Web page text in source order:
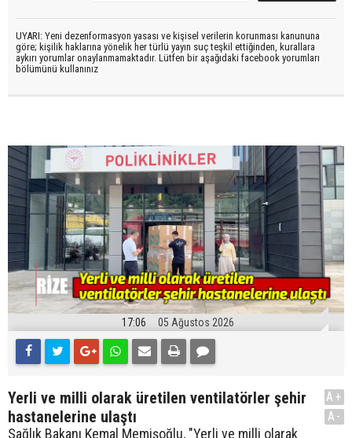
UYARI: Yeni dezenformasyon yasası ve kişisel verilerin korunması kanununa
göre; kişilik haklarına yönelik her türlü yayın suç teşkil ettiğinden, kurallara
aykırı yorumlar onaylanmamaktadır. Lütfen bir aşağıdaki facebook yorumları
bölümünü kullanınız
17:06 05 Ağustos 2026
Yerli ve milli olarak üretilen ventilatörler şehir
hastanelerine ulaştı
Sağlık Bakanı Kemal Memişoğlu, "Yerli ve milli olarak
A+
A-